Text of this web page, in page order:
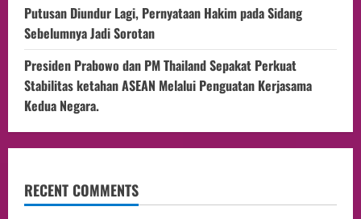
Putusan Diundur Lagi, Pernyataan Hakim pada Sidang
Sebelumnya Jadi Sorotan
Presiden Prabowo dan PM Thailand Sepakat Perkuat
Stabilitas ketahan ASEAN Melalui Penguatan Kerjasama
Kedua Negara.
RECENT COMMENTS